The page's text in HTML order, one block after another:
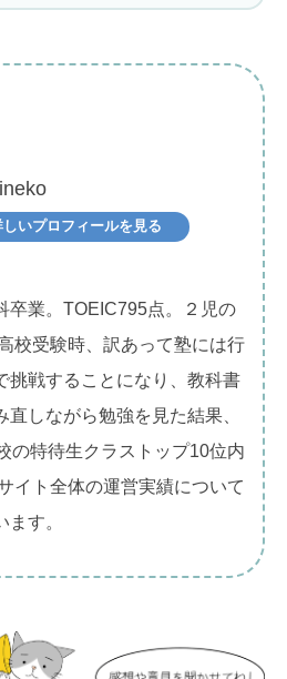
しいプロフィールを見る
卒業。TOEIC795点。２児の
校受験時、訳あって塾には行
挑戦することになり、教科書
直しながら勉強を見た結果、
の特待生クラストップ10位内
イト全体の運営実績について
ます。